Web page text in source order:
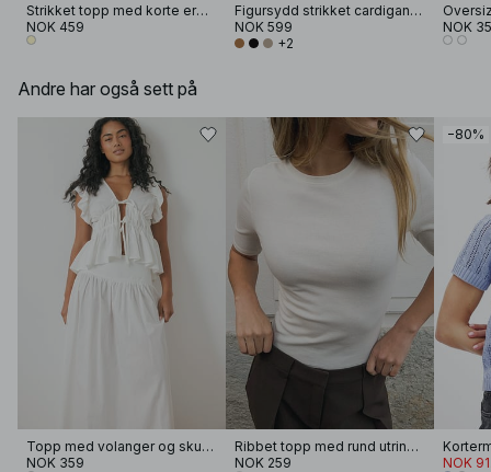
Strikket topp med korte ermer og pointelle
NOK 459
Figursydd strikket cardigan i ullblanding
NOK 599
+2
NOK
Andre har også sett på
Topp med volanger og skuldre
NOK 359
Ribbet topp med rund utringning
NOK 259
−80%
NOK